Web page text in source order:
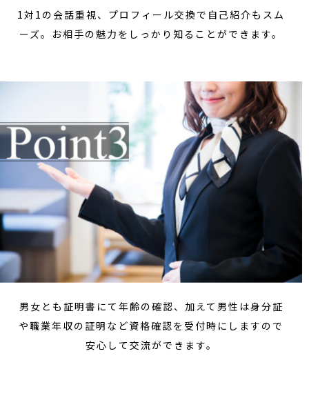
1対1の会話重視、プロフィール交換で自己紹介もスム
ーズ。お相手の魅力をしっかり知ることができます。
男女とも証明書にて年齢の確認、加えて男性は身分証
や職業年収の証明など資格確認を受付時にしますので
安心して交流ができます。